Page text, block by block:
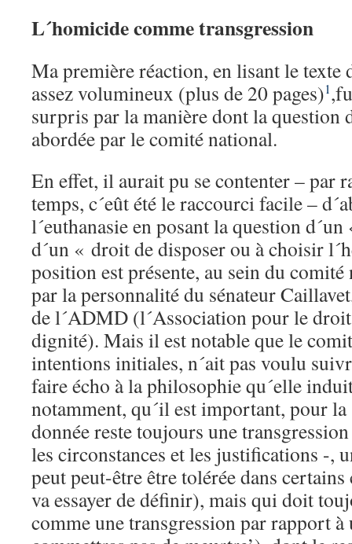
L´homicide comme transgression
Ma première réaction, en lisant le texte
assez volumineux (plus de 20 pages)1
surpris par la manière dont la question
abordée par le comité national.
En effet, il aurait pu se contenter – par
temps, c´eût été le raccourci facile –
l´euthanasie en posant la question
d´un « droit de disposer ou à choisir
position est présente, au sein du
par la personnalité du sénateur
de l´ADMD (l´Association pour le
dignité). Mais il est notable que le
intentions initiales, n´ait pas voulu
faire écho à la philosophie qu´elle
notamment, qu´il est important, pour
donnée reste toujours une
les circonstances et les justifications -,
peut peut-être être tolérée dans
va essayer de définir), mais qui doit
comme une transgression par rapport